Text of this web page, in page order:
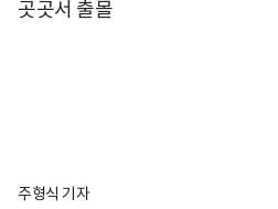
곳곳서 출몰
주형식 기자